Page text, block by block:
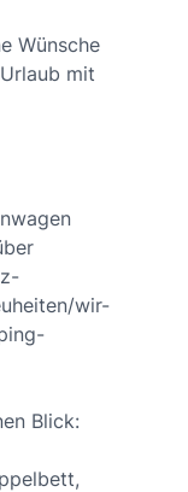
Wünsche
mit
wir-
Blick: